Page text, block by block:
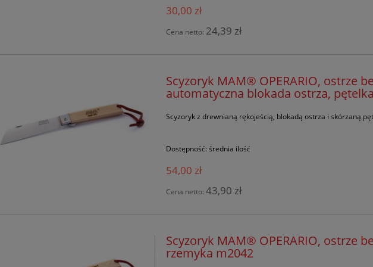
30,00 zł
Cena netto: 24,39 zł
Scyzoryk MAM® OPERARIO, ostrze
automatyczna blokada ostrza,
Scyzoryk z drewnianą rękojeścią, blokadą ostrza i skórzaną
Dostępność: średnia ilość
54,00 zł
Cena netto:43,90 zł
Scyzoryk MAM® OPERARIO, ostrze
rzemyka m2042